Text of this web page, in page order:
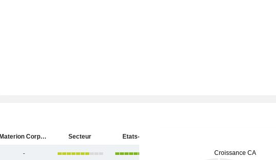
Materion Corporation Secteur Etats-Unis
-